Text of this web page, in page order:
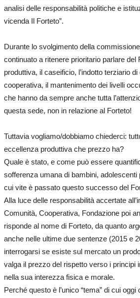
analisi delle responsabilità politiche e
vicenda Il Forteto”.
Durante lo svolgimento della
continuato a ritenere prioritario parlare del
produttiva, il caseificio, l’indotto terziario
cooperativa, il mantenimento dei livelli
che hanno da sempre anche tutta
questa sede, non in relazione al Forteto!
Tuttavia vogliamo/dobbiamo chiederci:
eccellenza produttiva che prezzo ha?
Quale è stato, e come può essere
sofferenza umana di bambini, adolescenti
cui vite è passato questo successo del
Alla luce delle responsabilità accertate
Comunità, Cooperativa, Fondazione poi
risponde al nome di Forteto, da quanto
anche nelle ultime due sentenze (2015 e
interrogarsi se esiste sul mercato un
valga il prezzo del rispetto verso i principi
nella sua interezza fisica e morale.
Perché questo è l’unico “tema” di cui